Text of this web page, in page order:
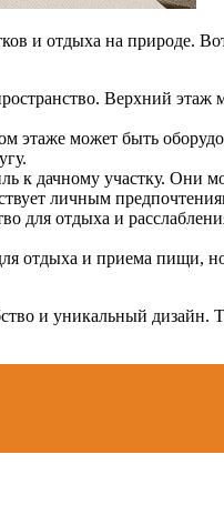
и отдыха на природе.
Верхний этаж
этаже может быть
к дачному участку. Они
личным
для отдыха и
отдыха и приема пищи,
и уникальный дизайн.